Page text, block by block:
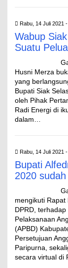
Rabu, 14 Juli 2021
Wabup
Suatu
Husni Merza
yang
Bupati Siak
oleh Pihak
Radi Energi di
dalam…
Rabu, 14 Juli 2021
Bupati
2020
mengikuti
DPRD,
Pelaksanaan
(APBD)
Persetujuan
Paripurna,
secara virtual di